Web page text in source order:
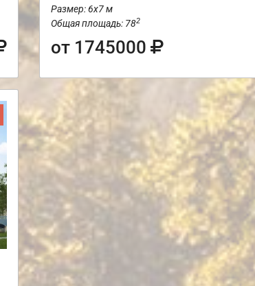
Размер: 6х7 м
Общая площадь: 782
от 1745000